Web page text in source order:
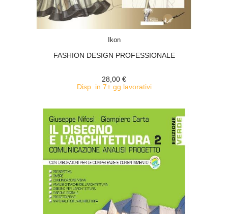
Ikon
FASHION DESIGN PROFESSIONALE
28,00 €
Disp. in 7+ gg lavorativi